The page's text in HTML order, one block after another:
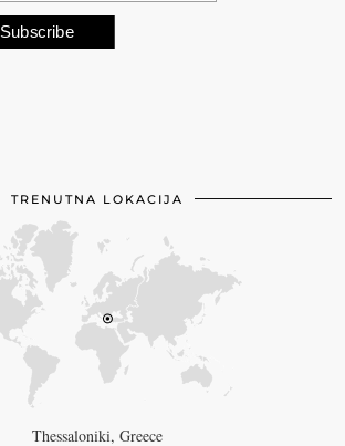
Subscribe
TRENUTNA LOKACIJA
Thessaloniki, Greece